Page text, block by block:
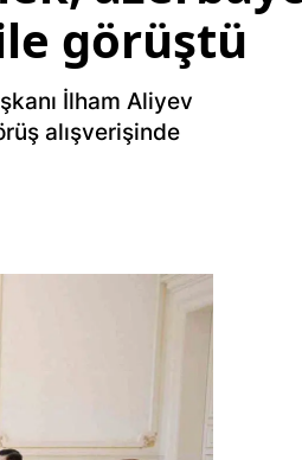
görüştü
İlham Aliyev
alışverişinde